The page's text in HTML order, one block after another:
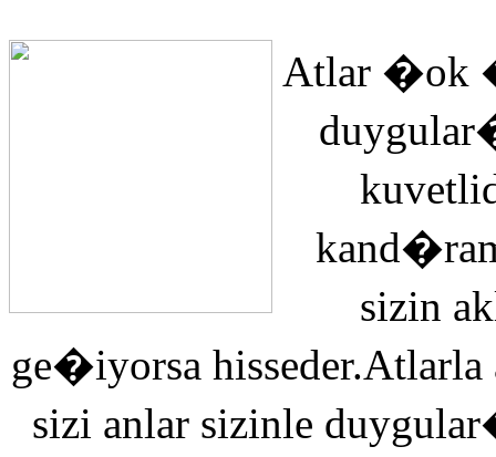
Atlar �ok
sizin
ge�iyorsa
sizi anlar sizinle